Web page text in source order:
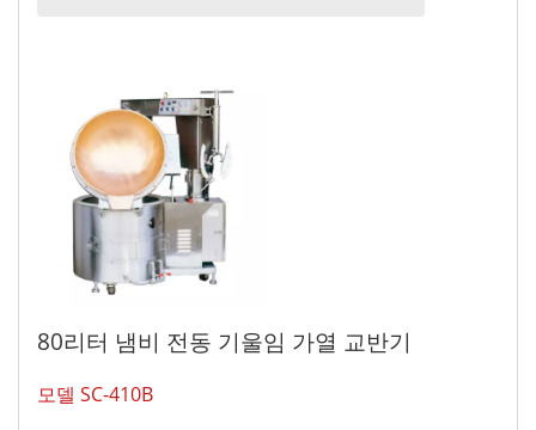
80리터 냄비 전동 기울임 가열 교반기
모델 SC-410B